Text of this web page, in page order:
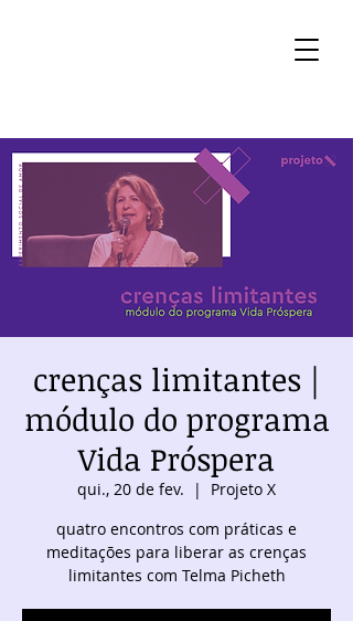
crenças limitantes |
módulo do programa
Vida Próspera
qui., 20 de fev.
  |
Projeto X
quatro encontros com práticas e
meditações para liberar as crenças
limitantes com Telma Picheth